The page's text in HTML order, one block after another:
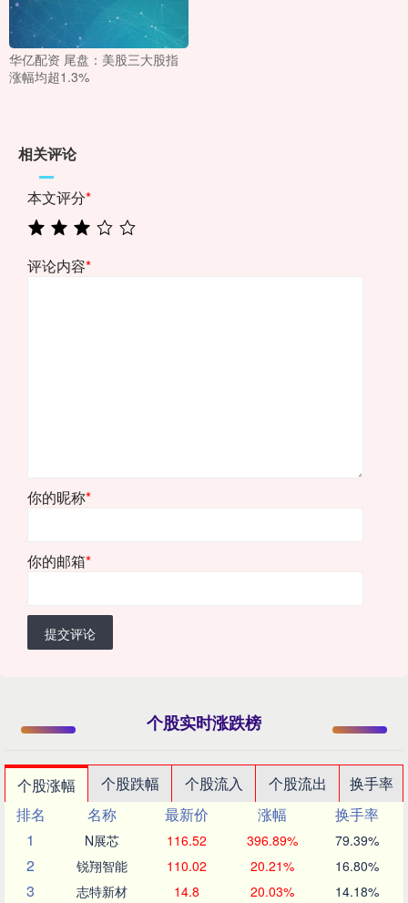
华亿配资 尾盘：美股三大股指
涨幅均超1.3%
相关评论
本文评分*
评论内容*
你的昵称*
你的邮箱*
提交评论
个股实时涨跌榜
个股涨幅 个股跌幅 个股流入 个股流出
换手率
排名
名称 最新价 涨幅
换手率
1
N展芯 116.52 396.89% 79.39%
2 锐翔智能 110.02 20.21% 16.80%
3 志特新材 14.8 20.03% 14.18%